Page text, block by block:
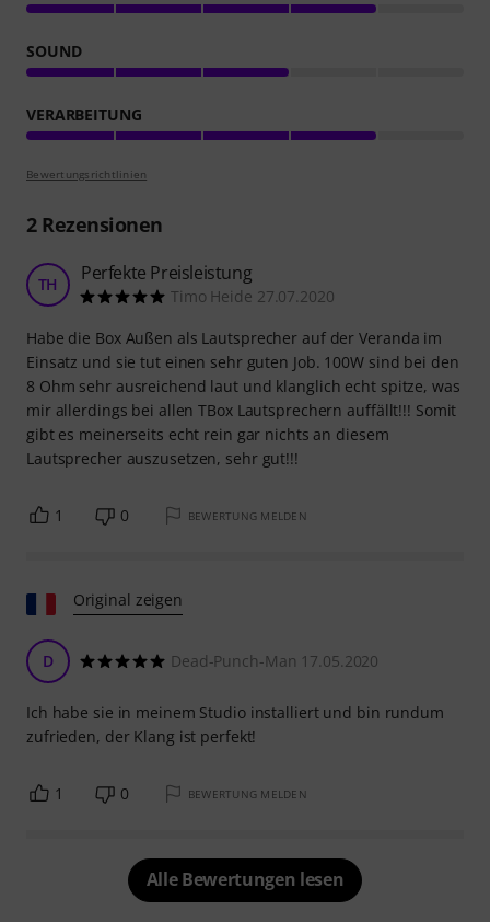
SOUND
VERARBEITUNG
Bewertungsrichtlinien
2Rezensionen
TH Perfekte Preisleistung
Timo Heide 27.07.2020
Habe die Box Außen als Lautsprecher auf der Veranda im
Einsatz und sie tut einen sehr guten Job. 100W sind bei den
8 Ohm sehr ausreichend laut und klanglich echt spitze, was
mir allerdings bei allen TBox Lautsprechern auffällt!!! Somit
gibt es meinerseits echt rein gar nichts an diesem
Lautsprecher auszusetzen, sehr gut!!!
1 0 BEWERTUNG MELDEN
Original zeigen
D Dead-Punch-Man 17.05.2020
Ich habe sie in meinem Studio installiert und bin rundum
zufrieden, der Klang ist perfekt!
1 0 BEWERTUNG MELDEN
Alle Bewertungen lesen